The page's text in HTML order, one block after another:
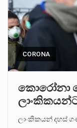
CORONA
කොරෝනා
ලාංකිකයන් දහස්